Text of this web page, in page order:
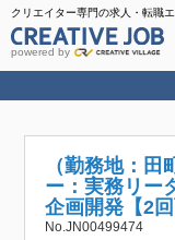
クリエイター専門の求人・転職
powered by
（勤務地：
ー：実務リー
企画開発【2回
No.JN00499474